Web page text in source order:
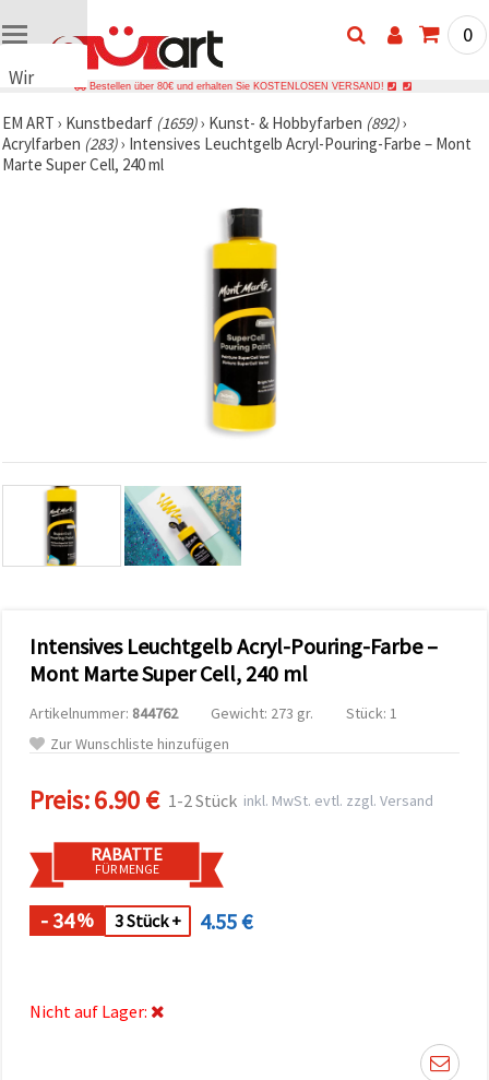
Wir
Cookies
🍪 Wir
verwenden
Datenverkehr
analysieren
relevantere
Unterstützung
Partner für
und
Sie können
Cookies
akzeptieren,
oder Ihre
Auswahl in
individuell
festlegen.
jederzeit
ändern
0
Bestellen über 80€ und erhalten Sie KOSTENLOSEN VERSAND!
EM ART › Kunstbedarf (1659)› Kunst- & Hobbyfarben (892)›
Acrylfarben (283)› Intensives Leuchtgelb Acryl-Pouring-Farbe – Mont
Marte Super Cell, 240 ml
Intensives Leuchtgelb Acryl-Pouring-Farbe –
Mont Marte Super Cell, 240 ml
Artikelnummer: 844762 Gewicht: 273 gr.
Stück: 1
Zur Wunschliste hinzufügen
Preis:6.90 € 1-2 Stück inkl. MwSt. evtl. zzgl. Versand
RABATTE
FÜR MENGE
- 34% 3 Stück + 4.55 €
Nicht auf Lager: